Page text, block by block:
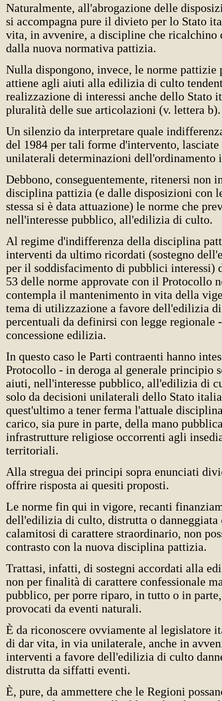
Naturalmente, all'abrogazione delle
si accompagna pure il divieto per lo Stato
vita, in avvenire, a discipline che ricalchino
dalla nuova normativa pattizia.
Nulla dispongono, invece, le norme pattizie
attiene agli aiuti alla edilizia di culto
realizzazione di interessi anche dello Stato
pluralità delle sue articolazioni (v. lettera b).
Un silenzio da interpretare quale
del 1984 per tali forme d'intervento,
unilaterali determinazioni dell'ordinamento
Debbono, conseguentemente, ritenersi non
disciplina pattizia (e dalle disposizioni con
stessa si è data attuazione) le norme che
nell'interesse pubblico, all'edilizia di culto.
Al regime d'indifferenza della disciplina
interventi da ultimo ricordati (sostegno
per il soddisfacimento di pubblici interessi)
53 delle norme approvate con il Protocollo
contempla il mantenimento in vita della
tema di utilizzazione a favore dell'edilizia
percentuali da definirsi con legge regionale
concessione edilizia.
In questo caso le Parti contraenti hanno
Protocollo - in deroga al generale principio
aiuti, nell'interesse pubblico, all'edilizia di
solo da decisioni unilaterali dello Stato
quest'ultimo a tener ferma l'attuale
carico, sia pure in parte, della mano
infrastrutture religiose occorrenti agli
territoriali.
Alla stregua dei principi sopra enunciati
offrire risposta ai quesiti proposti.
Le norme fin qui in vigore, recanti
dell'edilizia di culto, distrutta o danneggiata
calamitosi di carattere straordinario, non
contrasto con la nuova disciplina pattizia.
Trattasi, infatti, di sostegni accordati alla
non per finalità di carattere confessionale
pubblico, per porre riparo, in tutto o in
provocati da eventi naturali.
È da riconoscere ovviamente al legislatore
di dar vita, in via unilaterale, anche in
interventi a favore dell'edilizia di culto
distrutta da siffatti eventi.
È, pure, da ammettere che le Regioni